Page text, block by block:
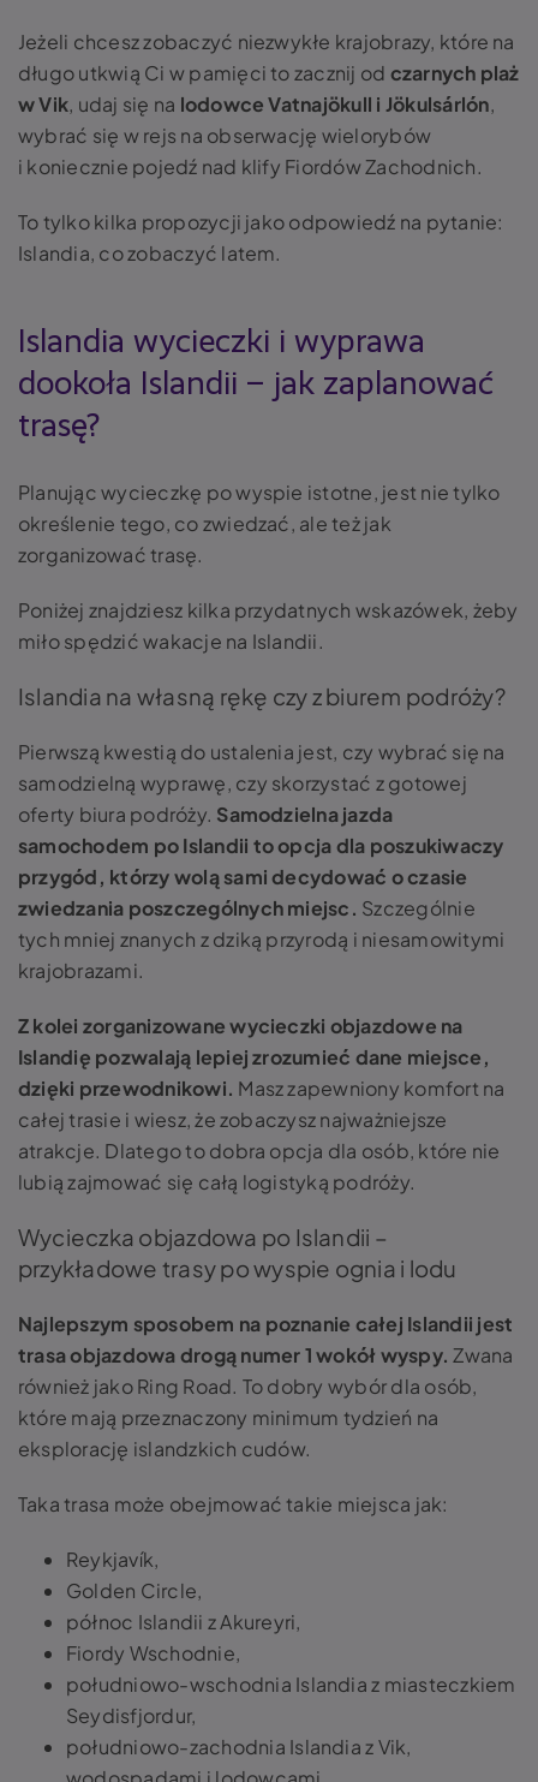
Jeżeli chcesz zobaczyć niezwykłe krajobrazy, które na
długo utkwią Ci w pamięci to zacznij od czarnych plaż
w Vik, udaj się na lodowce Vatnajökull i Jökulsárlón,
wybrać się w rejs na obserwację wielorybów
i koniecznie pojedź nad klify Fiordów Zachodnich.
To tylko kilka propozycji jako odpowiedź na pytanie:
Islandia, co zobaczyć latem.
Islandia wycieczki i wyprawa
dookoła Islandii – jak zaplanować
trasę?
Planując wycieczkę po wyspie istotne, jest nie tylko
określenie tego, co zwiedzać, ale też jak
zorganizować trasę.
Poniżej znajdziesz kilka przydatnych wskazówek, żeby
miło spędzić wakacje na Islandii.
Islandia na własną rękę czy z biurem podróży?
Pierwszą kwestią do ustalenia jest, czy wybrać się na
samodzielną wyprawę, czy skorzystać z gotowej
oferty biura podróży. Samodzielna jazda
samochodem po Islandii to opcja dla poszukiwaczy
przygód, którzy wolą sami decydować o czasie
zwiedzania poszczególnych miejsc. Szczególnie
tych mniej znanych z dziką przyrodą i niesamowitymi
krajobrazami.
Z kolei zorganizowane wycieczki objazdowe na
Islandię pozwalają lepiej zrozumieć dane miejsce,
dzięki przewodnikowi. Masz zapewniony komfort na
całej trasie i wiesz, że zobaczysz najważniejsze
atrakcje. Dlatego to dobra opcja dla osób, które nie
lubią zajmować się całą logistyką podróży.
Wycieczka objazdowa po Islandii –
przykładowe trasy po wyspie ognia i lodu
Najlepszym sposobem na poznanie całej Islandii jest
trasa objazdowa drogą numer 1 wokół wyspy. Zwana
również jako Ring Road. To dobry wybór dla osób,
które mają przeznaczony minimum tydzień na
eksplorację islandzkich cudów.
Taka trasa może obejmować takie miejsca jak:
Reykjavík,
Golden Circle,
północ Islandii z Akureyri,
Fiordy Wschodnie,
południowo-wschodnia Islandia z miasteczkiem
Seydisfjordur,
południowo-zachodnia Islandia z Vik,